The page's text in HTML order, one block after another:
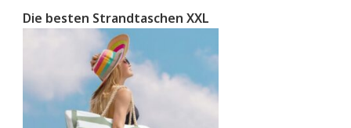
Die besten Strandtaschen XXL